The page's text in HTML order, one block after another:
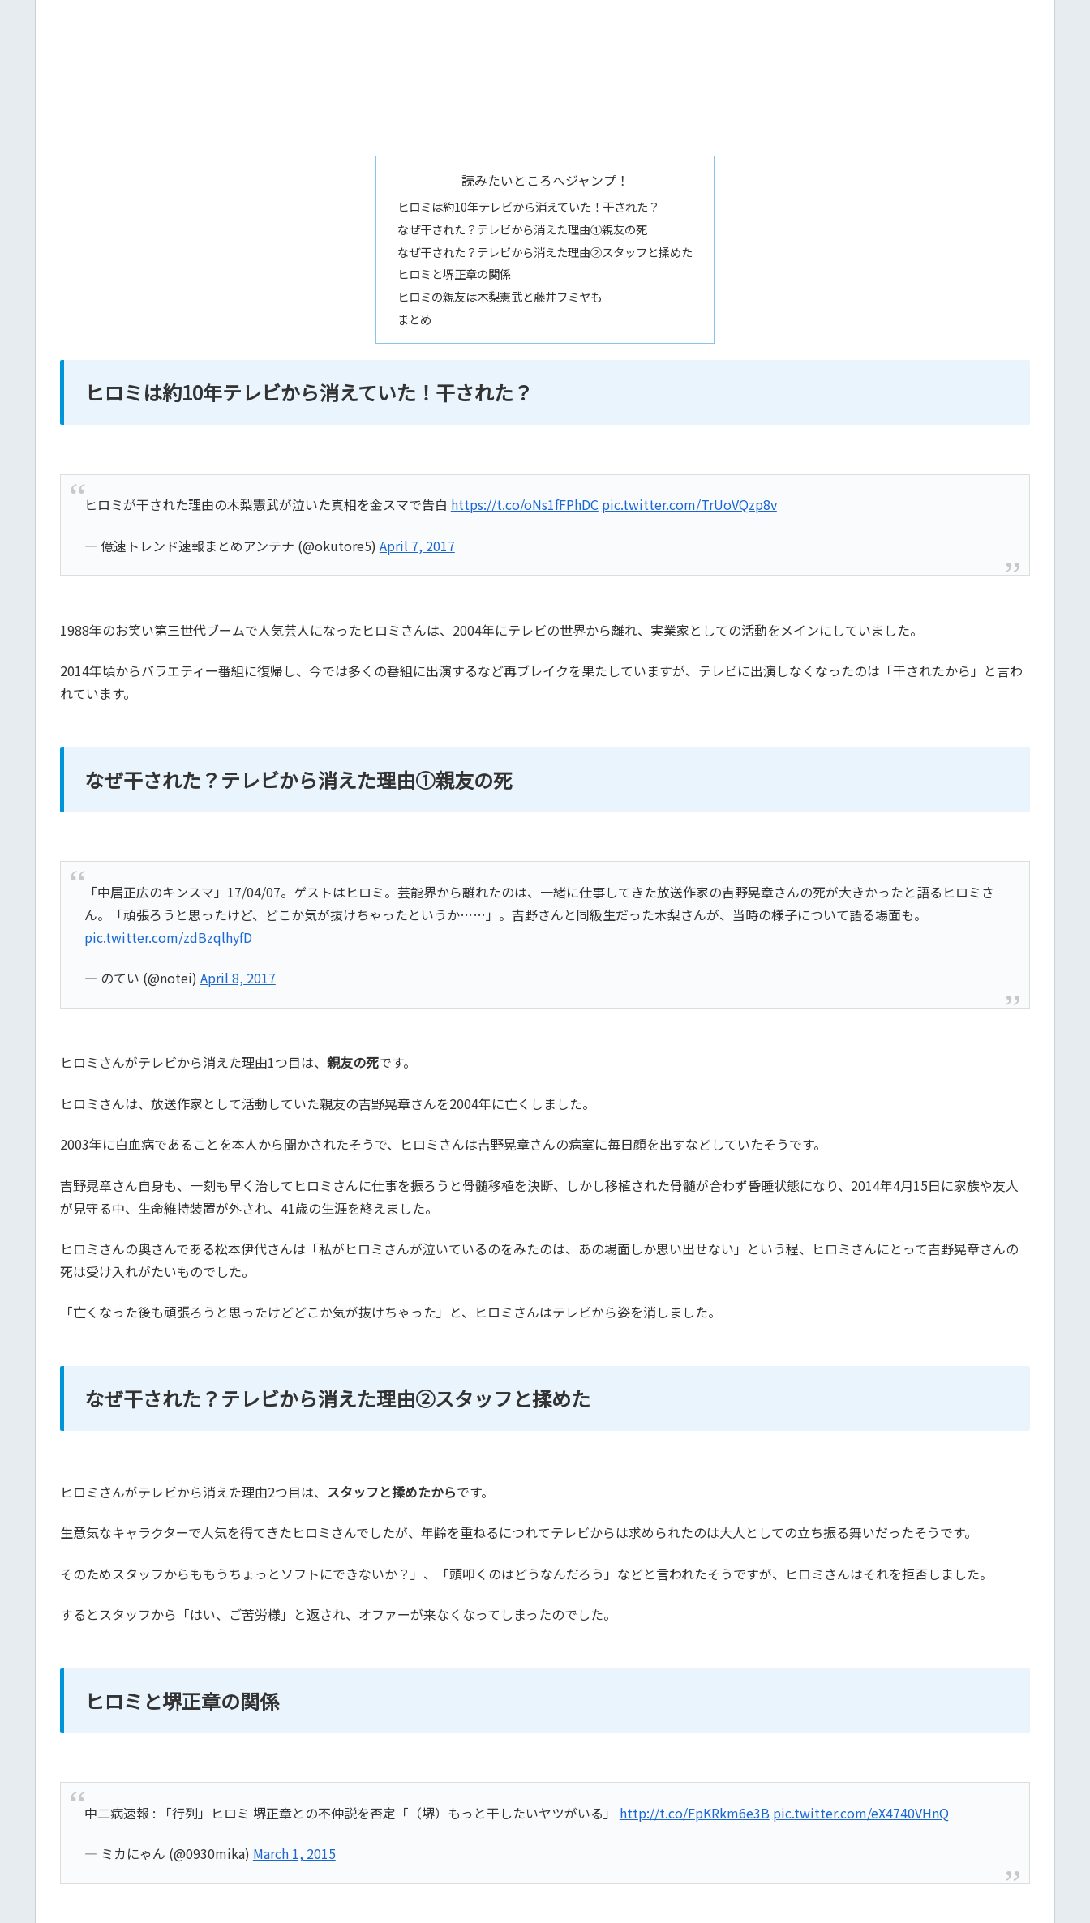
読みたいところへジャンプ！
ヒロミは約10年テレビから消えていた！干された？
なぜ干された？テレビから消えた理由①親友の死
なぜ干された？テレビから消えた理由②スタッフと揉めた
ヒロミと堺正章の関係
ヒロミの親友は木梨憲武と藤井フミヤも
まとめ
ヒロミは約10年テレビから消えていた！干された？
ヒロミが干された理由の木梨憲武が泣いた真相を金スマで告白 https://t.co/oNs1fFPhDC pic.twitter.com/TrUoVQzp8v
— 億速トレンド速報まとめアンテナ (@okutore5) April 7, 2017
1988年のお笑い第三世代ブームで人気芸人になったヒロミさんは、2004年にテレビの世界から離れ、実業家としての活動をメインにしていました。
2014年頃からバラエティー番組に復帰し、今では多くの番組に出演するなど再ブレイクを果たしていますが、テレビに出演しなくなったのは「干されたから」と言わ
れています。
なぜ干された？テレビから消えた理由①親友の死
「中居正広のキンスマ」17/04/07。ゲストはヒロミ。芸能界から離れたのは、一緒に仕事してきた放送作家の吉野晃章さんの死が大きかったと語るヒロミさ
ん。「頑張ろうと思ったけど、どこか気が抜けちゃったというか……」。吉野さんと同級生だった木梨さんが、当時の様子について語る場面も。
pic.twitter.com/zdBzqlhyfD
— のてい (@notei) April 8, 2017
ヒロミさんがテレビから消えた理由1つ目は、 親友の死です。
ヒロミさんは、放送作家として活動していた親友の吉野晃章さんを2004年に亡くしました。
2003年に白血病であることを本人から聞かされたそうで、ヒロミさんは吉野晃章さんの病室に毎日顔を出すなどしていたそうです。
吉野晃章さん自身も、一刻も早く治してヒロミさんに仕事を振ろうと骨髄移植を決断、しかし移植された骨髄が合わず昏睡状態になり、2014年4月15日に家族や友人
が見守る中、生命維持装置が外され、41歳の生涯を終えました。
ヒロミさんの奥さんである松本伊代さんは「私がヒロミさんが泣いているのをみたのは、あの場面しか思い出せない」という程、ヒロミさんにとって吉野晃章さんの
死は受け入れがたいものでした。
「亡くなった後も頑張ろうと思ったけどどこか気が抜けちゃった」と、ヒロミさんはテレビから姿を消しました。
なぜ干された？テレビから消えた理由②スタッフと揉めた
ヒロミさんがテレビから消えた理由2つ目は、 スタッフと揉めたからです。
生意気なキャラクターで人気を得てきたヒロミさんでしたが、年齢を重ねるにつれてテレビからは求められたのは大人としての立ち振る舞いだったそうです。
そのためスタッフからももうちょっとソフトにできないか？」、「頭叩くのはどうなんだろう」などと言われたそうですが、ヒロミさんはそれを拒否しました。
するとスタッフから「はい、ご苦労様」と返され、オファーが来なくなってしまったのでした。
ヒロミと堺正章の関係
中二病速報 : 「行列」ヒロミ 堺正章との不仲説を否定「（堺）もっと干したいヤツがいる」 http://t.co/FpKRkm6e3B pic.twitter.com/eX4740VHnQ
— ミカにゃん (@0930mika) March 1, 2015